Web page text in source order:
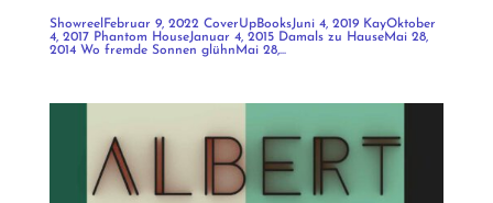
ShowreelFebruar 9, 2022 CoverUpBooksJuni 4, 2019 KayOktober
4, 2017 Phantom HouseJanuar 4, 2015 Damals zu HauseMai 28,
2014 Wo fremde Sonnen glühnMai 28,...